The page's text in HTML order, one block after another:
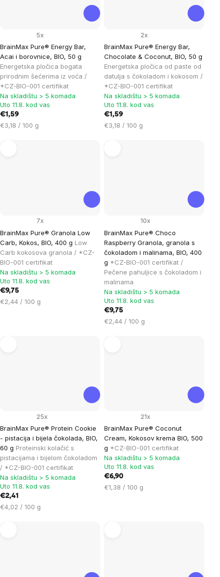
BrainMax Pure® Energy Bar,
Acai i borovnice, BIO, 50 g
Energetska pločica bogata
prirodnim šećerima iz voća /
*CZ-BIO-001 certifikat
5x
Na skladištu > 5 komada
Uto 11.8. kod vas
€1,59
Cijena
€3,18 / 100 g
BrainMax Pure® Energy Bar,
Chocolate & Coconut, BIO, 50 g
Energetska pločica od paste od
datulja s čokoladom i kokosom /
*CZ-BIO-001 certifikat
2x
Na skladištu > 5 komada
Uto 11.8. kod vas
€1,59
Cijena
€3,18 / 100 g
BrainMax Pure® Granola Low
Carb, Kokos, BIO, 400 g Low
Carb kokosova granola / *CZ-
BIO-001 certifikat
7x
Na skladištu > 5 komada
Uto 11.8. kod vas
€9,75
Cijena
€2,44 / 100 g
BrainMax Pure® Choco
Raspberry Granola, granola s
čokoladom i malinama, BIO, 400
g *CZ-BIO-001 certifikat /
Pečene pahuljice s čokoladom i
malinama
10x
Na skladištu > 5 komada
Uto 11.8. kod vas
€9,75
Cijena
€2,44 / 100 g
BrainMax Pure® Protein Cookie
- pistacija i bijela čokolada, BIO,
60 g Proteinski kolačić s
pistacijama i bijelom čokoladom
/ *CZ-BIO-001 certifikat
25x
Na skladištu > 5 komada
Uto 11.8. kod vas
€2,41
Cijena
€4,02 / 100 g
BrainMax Pure® Coconut
Cream, Kokosov krema BIO, 500
g *CZ-BIO-001 certifikat
21x
Na skladištu > 5 komada
Uto 11.8. kod vas
€6,90
Cijena
€1,38 / 100 g